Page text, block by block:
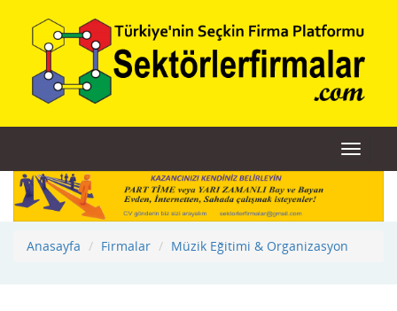
Toggle
Anasayfa Firmalar Müzik Eğitimi & Organizasyon